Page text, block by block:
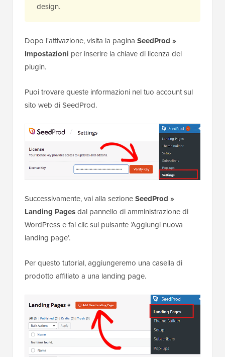
design.
Dopo l'attivazione, visita la pagina SeedProd »
Impostazioni per inserire la chiave di licenza del
plugin.
Puoi trovare queste informazioni nel tuo account sul
sito web di SeedProd.
Successivamente, vai alla sezioneSeedProd »
Landing Pagesdal pannello di amministrazione di
WordPress e fai clic sul pulsante ‘Aggiungi nuova
landing page’.
Per questo tutorial, aggiungeremo una casella di
prodotto affiliato a una landing page.